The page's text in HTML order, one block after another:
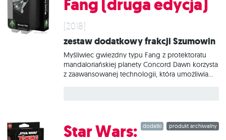
Fang (druga edycja)
(2018)
Zestaw dodatkowy frakcji Szumowin
Myśliwiec gwiezdny typu Fang z protektoratu
mandaloriańskiej planety Concord Dawn korzysta
z zaawansowanej technologii, która umożliwia
wszystko, co potrzebne, aby dodać do gry 1
myśliwiec typu Fang.
produkt archiwalny
dodatki
Star Wars: